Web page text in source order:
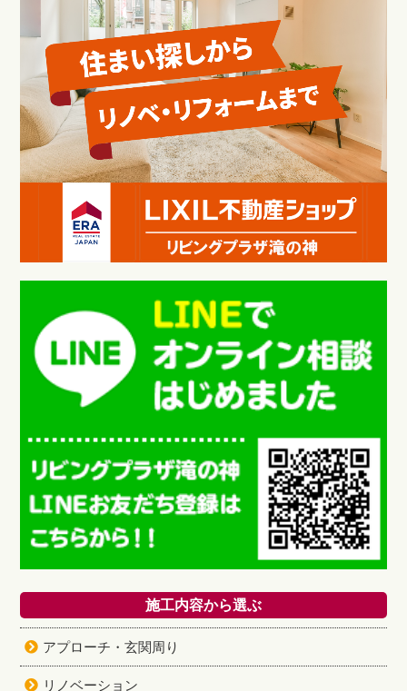
施工内容から選ぶ
アプローチ・玄関周り
リノベーション